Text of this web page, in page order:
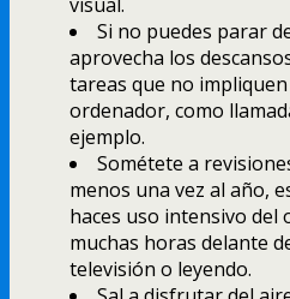
Si no puedes parar
aprovecha los
tareas que no
ordenador, como
ejemplo.
Sométete a
menos una vez al año,
haces uso intensivo del
muchas horas delante
televisión o leyendo.